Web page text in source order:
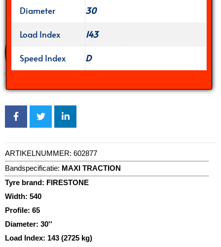
Diameter
30
Load Index
143
Speed Index
D
ARTIKELNUMMER: 602877
Bandspecificatie: MAXI TRACTION
Tyre brand: FIRESTONE
Width: 540
Profile: 65
Diameter: 30''
Load Index: 143 (2725 kg)